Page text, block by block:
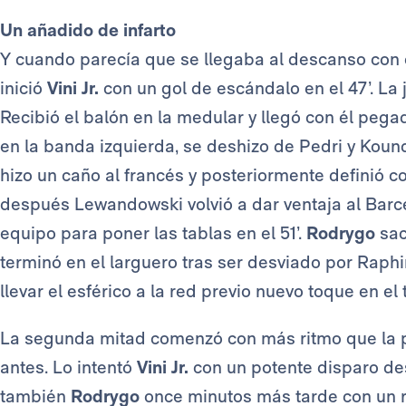
Un añadido de infarto
Y cuando parecía que se llegaba al descanso
inició Vini Jr. con un gol de escándalo en el 47’.
Recibió el balón en la medular y llegó con él
en la banda izquierda, se deshizo de Pedri y
hizo un caño al francés y posteriormente definió
después Lewandowski volvió a dar ventaja al
equipo para poner las tablas en el 51’. Rodrygo
terminó en el larguero tras ser desviado por
llevar el esférico a la red previo nuevo toque en el
La segunda mitad comenzó con más ritmo que
antes. Lo intentó Vini Jr. con un potente disparo
también Rodrygo once minutos más tarde con un